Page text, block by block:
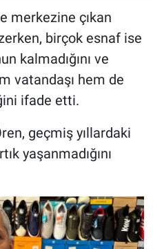
merkezine çıkan
birçok esnaf ise
kalmadığını ve
vatandaşı hem de
ifade etti.
geçmiş yıllardaki
yaşanmadığını